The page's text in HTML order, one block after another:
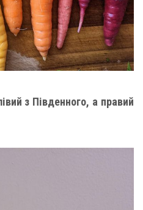
з Південного, а правий